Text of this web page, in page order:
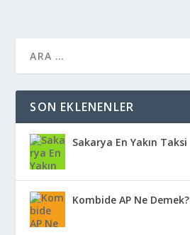
SON EKLENENLER
Sakarya En Yakın Taksi
Kombide AP Ne Demek?